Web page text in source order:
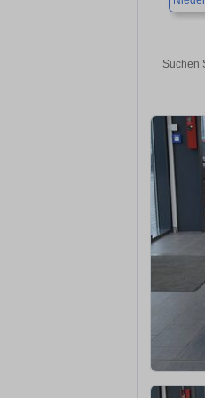
Suchen